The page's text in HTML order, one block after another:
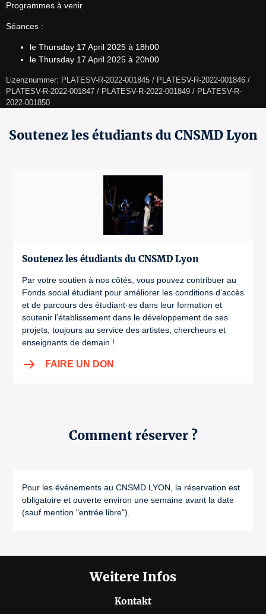
Programmes à venir
Séances :
le Thursday 17 April 2025 à 18h00
le Thursday 17 April 2025 à 20h00
Lizenznummer: PLATESV-R-2022-001845 / PLATESV-R-2022-001846 /
PLATESV-R-2022-001847 / PLATESV-R-2022-001849 / PLATESV-R-
2022-001850
Soutenez les étudiants du CNSMD Lyon
Soutenez les étudiants du CNSMD Lyon
Par votre soutien à nos côtés, vous pouvez contribuer au
Fonds social étudiant pour améliorer les conditions d’accès
et de parcours des étudiant·es dans leur formation et
soutenir l’établissement dans le développement de ses
projets, toujours au service des artistes, chercheurs et
enseignants de demain !
FAIRE UN DON
Comment réserver ?
Pour les événements au CNSMD LYON, la réservation est
obligatoire et ouverte environ une semaine avant la date
(sauf mention "entrée libre").
Weitere Infos
Kontakt